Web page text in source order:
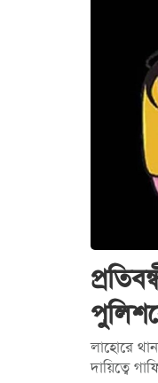
লাহোরে
দায়িত্বে